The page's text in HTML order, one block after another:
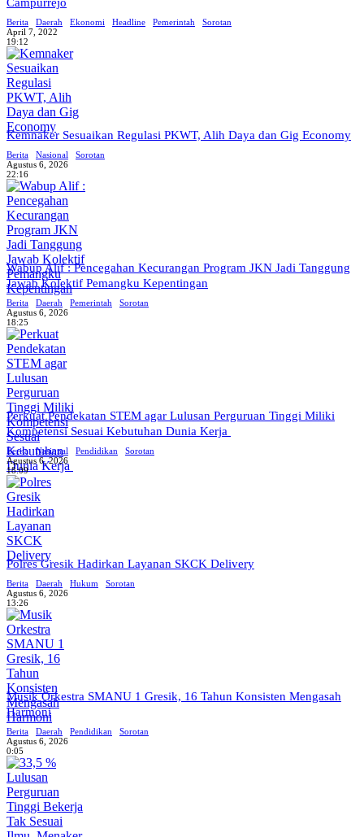
Berita Daerah Ekonomi Headline Pemerintah
Sorotan
April 7, 2022
19:12
Kemnaker Sesuaikan Regulasi PKWT, Alih Daya dan Gig Economy
Berita Nasional
Sorotan
Agustus 6, 2026
22:16
Wabup Alif : Pencegahan Kecurangan Program JKN Jadi Tanggung
Jawab Kolektif Pemangku Kepentingan
Berita Daerah Pemerintah
Sorotan
Agustus 6, 2026
18:25
Perkuat Pendekatan STEM agar Lulusan Perguruan Tinggi Miliki
Kompetensi Sesuai Kebutuhan Dunia Kerja
Berita Nasional Pendidikan
Sorotan
Agustus 6, 2026
18:09
Polres Gresik Hadirkan Layanan SKCK Delivery
Berita Daerah Hukum
Sorotan
Agustus 6, 2026
13:26
Musik Orkestra SMANU 1 Gresik, 16 Tahun Konsisten Mengasah
Harmoni
Berita Daerah Pendidikan
Sorotan
Agustus 6, 2026
0:05